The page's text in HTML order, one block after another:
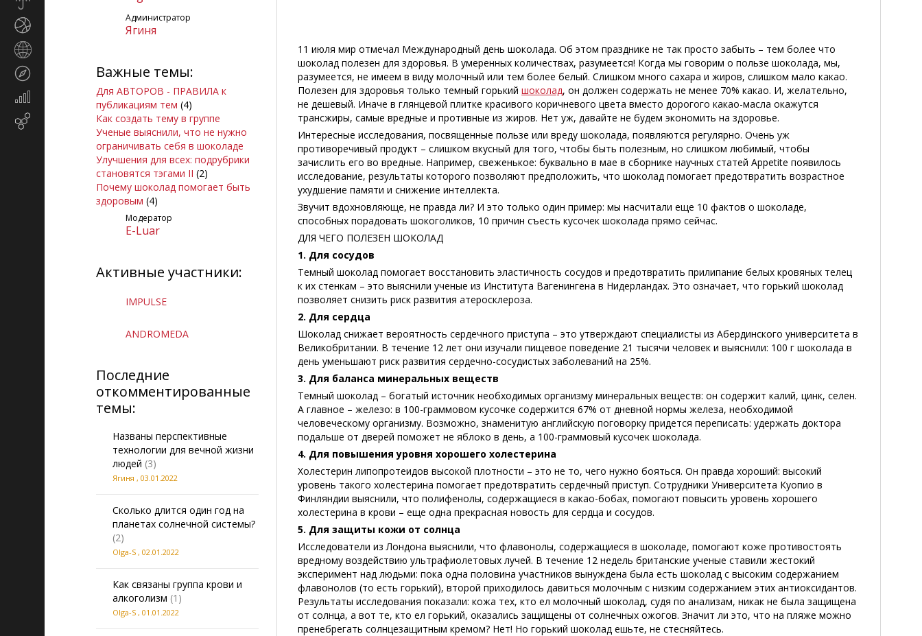
Экономика
маркетинг
Администратор
Ягиня
Важные темы:
Для АВТОРОВ - ПРАВИЛА к
публикациям тем (4)
Как создать тему в группе
Ученые выяснили, что не нужно
ограничивать себя в шоколаде
Улучшения для всех: подрубрики
становятся тэгами II (2)
Почему шоколад помогает быть
здоровым (4)
Модератор
E-Luar
Активные участники:
IMPULSE
ANDROMEDA
Последние
откомментированные
темы:
Названы перспективные
технологии для вечной жизни
людей (3)
Ягиня , 03.01.2022
Сколько длится один год на
планетах солнечной системы?
(2)
Olga-S , 02.01.2022
Как связаны группа крови и
алкоголизм (1)
Olga-S , 01.01.2022
11 июля мир отмечал Международный день шоколада. Об этом празднике не так просто забыть – тем более что
шоколад полезен для здоровья. В умеренных количествах, разумеется! Когда мы говорим о пользе шоколада, мы,
разумеется, не имеем в виду молочный или тем более белый. Слишком много сахара и жиров, слишком мало какао.
Полезен для здоровья только темный горькийшоколад, он должен содержать не менее 70% какао. И, желательно,
не дешевый. Иначе в глянцевой плитке красивого коричневого цвета вместо дорогого какао-масла окажутся
трансжиры, самые вредные и противные из жиров. Нет уж, давайте не будем экономить на здоровье.
Интересные исследования, посвященные пользе или вреду шоколада, появляются регулярно. Очень уж
противоречивый продукт – слишком вкусный для того, чтобы быть полезным, но слишком любимый, чтобы
зачислить его во вредные. Например, свеженькое: буквально в мае в сборнике научных статей Appetite появилось
исследование, результаты которого позволяют предположить, что шоколад помогает предотвратить возрастное
ухудшение памяти и снижение интеллекта.
Звучит вдохновляюще, не правда ли? И это только один пример: мы насчитали еще 10 фактов о шоколаде,
способных порадовать шокоголиков, 10 причин съесть кусочек шоколада прямо сейчас.
ДЛЯ ЧЕГО ПОЛЕЗЕН ШОКОЛАД
1. Для сосудов
Темный шоколад помогает восстановить эластичность сосудов и предотвратить прилипание белых кровяных телец
к их стенкам – это выяснили ученые из Института Вагенингена в Нидерландах. Это означает, что горький шоколад
позволяет снизить риск развития атеросклероза.
2. Для сердца
Шоколад снижает вероятность сердечного приступа – это утверждают специалисты из Абердинского университета в
Великобритании. В течение 12 лет они изучали пищевое поведение 21 тысячи человек и выяснили: 100 г шоколада в
день уменьшают риск развития сердечно-сосудистых заболеваний на 25%.
3. Для баланса минеральных веществ
Темный шоколад – богатый источник необходимых организму минеральных веществ: он содержит калий, цинк, селен.
А главное – железо: в 100-граммовом кусочке содержится 67% от дневной нормы железа, необходимой
человеческому организму. Возможно, знаменитую английскую поговорку придется переписать: удержать доктора
подальше от дверей поможет не яблоко в день, а 100-граммовый кусочек шоколада.
4. Для повышения уровня хорошего холестерина
Холестерин липопротеидов высокой плотности – это не то, чего нужно бояться. Он правда хороший: высокий
уровень такого холестерина помогает предотвратить сердечный приступ. Сотрудники Университета Куопио в
Финляндии выяснили, что полифенолы, содержащиеся в какао-бобах, помогают повысить уровень хорошего
холестерина в крови – еще одна прекрасная новость для сердца и сосудов.
5. Для защиты кожи от солнца
Исследователи из Лондона выяснили, что флавонолы, содержащиеся в шоколаде, помогают коже противостоять
вредному воздействию ультрафиолетовых лучей. В течение 12 недель британские ученые ставили жестокий
эксперимент над людьми: пока одна половина участников вынуждена была есть шоколад с высоким содержанием
флавонолов (то есть горький), второй приходилось давиться молочным с низким содержанием этих антиоксидантов.
Результаты исследования показали: кожа тех, кто ел молочный шоколад, судя по анализам, никак не была защищена
от солнца, а вот те, кто ел горький, оказались защищены от солнечных ожогов. Значит ли это, что на пляже можно
пренебрегать солнцезащитным кремом? Нет! Но горький шоколад ешьте, не стесняйтесь.